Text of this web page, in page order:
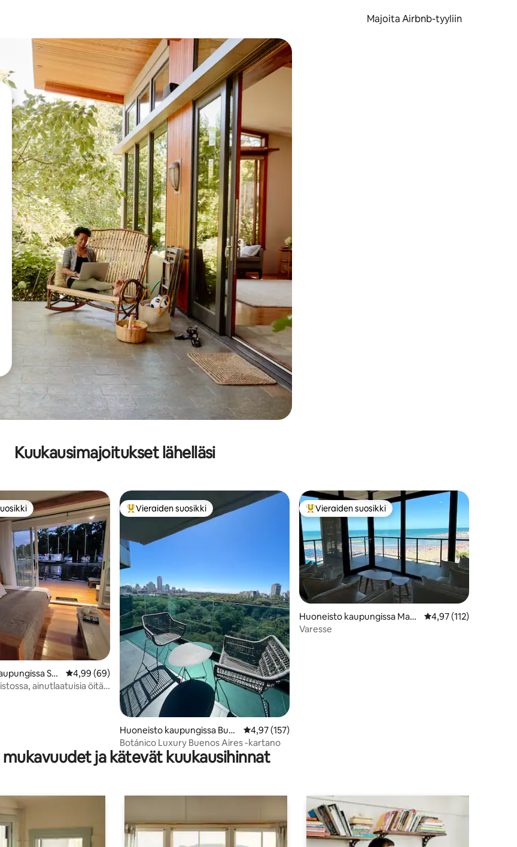
Majoita Airbnb-tyyliin
tai tutustu koskettamalla tai pyyhkäisemällä.
Kuukausimajoitukset lähelläsi
217 arvostelua
parhaimmistoa
Sa
Keskimääräinen arvio 4,99/5, 69 arvostelua
4,99 (69)
ainutlaatuisia öitä
Vieraiden suosikkien parhaimmistoa
Vieraiden suosikki
Huoneisto kaupungissa Bue
nos Aires
Keskimääräinen arvio 4,97/5, 157 arvostelua
4,97 (157)
Botánico Luxury Buenos Aires -kartano
Vieraiden suosikkien parhaimmistoa
Vieraiden suosikki
Huoneisto kaupungissa Mar
del Plata
Keskimääräinen arvio
4,97 (112)
Varesse
mukavuudet ja kätevät kuukausihinnat